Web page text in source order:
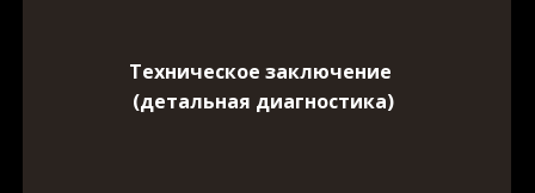
Техническое заключение
(детальная диагностика)